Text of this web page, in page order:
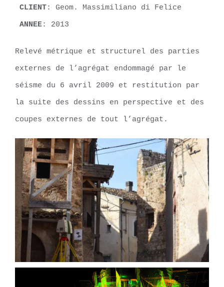
CLIENT: Geom. Massimiliano di Felice
ANNEE: 2013
Relevé métrique et structurel des parties
externes de l’agrégat endommagé par le
séisme du 6 avril 2009 et restitution par
la suite des dessins en perspective et des
coupes externes de tout l’agrégat.